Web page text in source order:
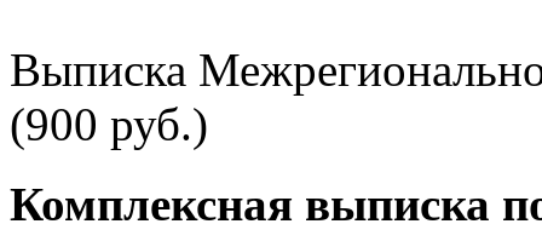
Выписка
(900 руб.)
Комплексная выписка